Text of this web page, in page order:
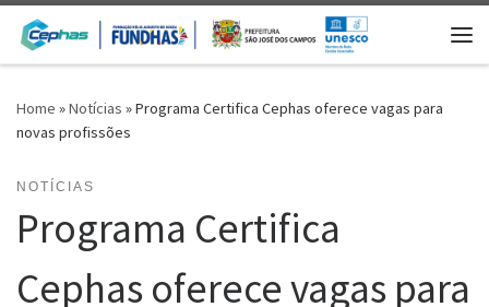
Skip to content
Home »Notícias »Programa Certifica Cephas oferece vagas para
novas profissões
NOTÍCIAS
Programa Certifica
Cephas oferece vagas para